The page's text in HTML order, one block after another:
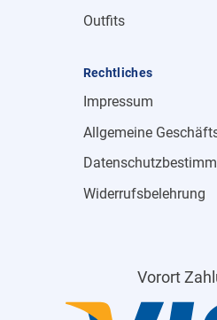
Outfits
Rechtliches
Impressum
Allgemeine
Widerrufsbelehrung
Vorort